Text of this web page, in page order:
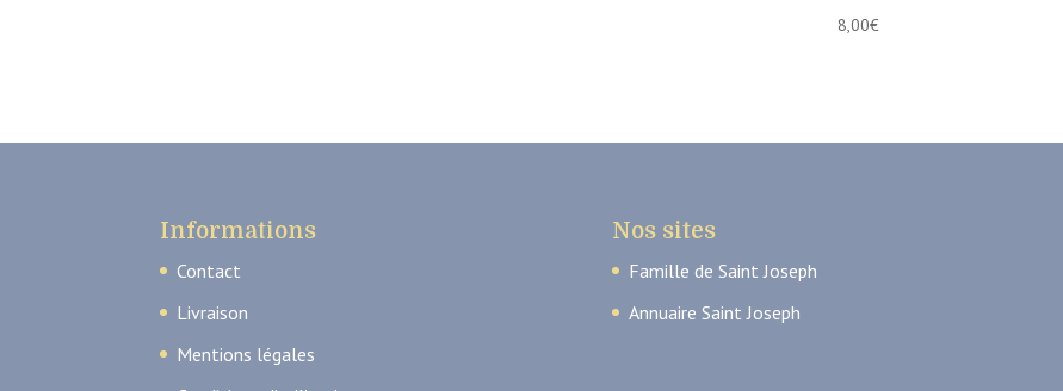
8,00€
Informations
Contact
Livraison
Mentions légales
Nos sites
Famille de Saint Joseph
Annuaire Saint Joseph